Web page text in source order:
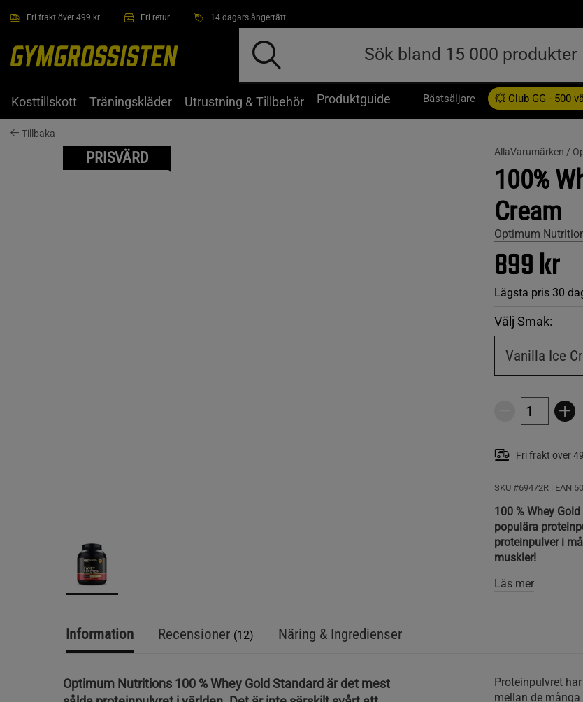
Fri frakt över 499 kr Fri retur 14 dagars ångerrätt
Kosttillskott Träningskläder Utrustning & Tillbehör Produktguide Bästsäljare 💥 Club GG - 500
Tillbaka
PRISVÄRD AllaVarumärken /
100%
Cream
Optimum
899 kr
Lägsta pris 30
Välj Smak:
Vanilla Ice
Fri frakt över
SKU #69472R | EAN
100 % Whey
populära
proteinpulver i
muskler!
Läs mer
Information Recensioner (12) Näring & Ingredienser
Optimum Nutritions 100 % Whey Gold Standard är det mest
Proteinpulvret
mellan de